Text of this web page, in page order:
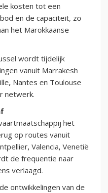
kosten tot een
en de capaciteit, zo
het Marokkaanse
wordt tijdelijk
vanuit Marrakesh
Nantes en Toulouse
netwerk.
het
op routes vanuit
Valencia, Venetië
de frequentie naar
verlaagd.
ontwikkelingen van de